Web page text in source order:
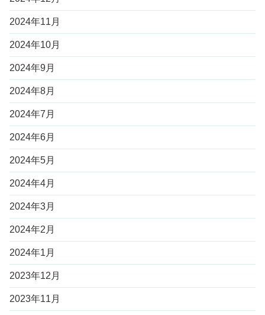
2024年11月
2024年10月
2024年9月
2024年8月
2024年7月
2024年6月
2024年5月
2024年4月
2024年3月
2024年2月
2024年1月
2023年12月
2023年11月